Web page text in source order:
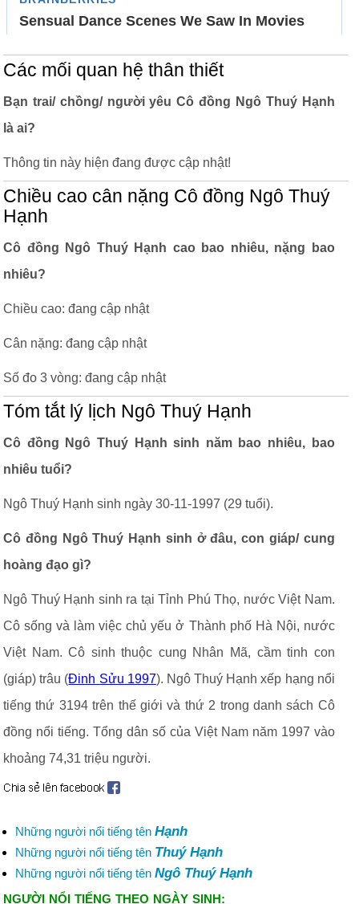
Các mối quan hệ thân thiết
Bạn trai/ chồng/ người yêu Cô đồng Ngô Thuý Hạnh
là ai?
Thông tin này hiện đang được cập nhật!
Chiều cao cân nặng Cô đồng Ngô Thuý
Hạnh
Cô đồng Ngô Thuý Hạnh cao bao nhiêu, nặng bao
nhiêu?
Chiều cao: đang cập nhật
Cân nặng: đang cập nhật
Số đo 3 vòng: đang cập nhật
Tóm tắt lý lịch Ngô Thuý Hạnh
Cô đồng Ngô Thuý Hạnh sinh năm bao nhiêu, bao
nhiêu tuổi?
Ngô Thuý Hạnh sinh ngày 30-11-1997 (29 tuổi).
Cô đồng Ngô Thuý Hạnh sinh ở đâu, con giáp/ cung
hoàng đạo gì?
Ngô Thuý Hạnh sinh ra tại Tỉnh Phú Thọ, nước Việt Nam.
Cô sống và làm việc chủ yếu ở Thành phố Hà Nội, nước
Việt Nam. Cô sinh thuộc cung Nhân Mã, cầm tinh con
(giáp) trâu (Đinh Sửu 1997). Ngô Thuý Hạnh xếp hạng nổi
tiếng thứ 3194 trên thế giới và thứ 2 trong danh sách Cô
đồng nổi tiếng. Tổng dân số của Việt Nam năm 1997 vào
khoảng 74,31 triệu người.
Những người nổi tiếng tên Hạnh
Những người nổi tiếng tên Thuý Hạnh
Những người nổi tiếng tên Ngô Thuý Hạnh
NGƯỜI NỔI TIẾNG THEO NGÀY SINH: